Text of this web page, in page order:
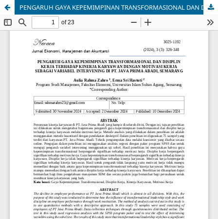
PENGARUH GAYA KEPEMIMPINAN TRANSFORMASIONAL DAN DISIPLIN KERJA TERHADAP KINERJA KARYAWAN DENGAN MOTIVASI KERJA SEBAGAI VARIABEL INTERVENING DI PT. JAVA PRIMA ABADI, SEMARANG